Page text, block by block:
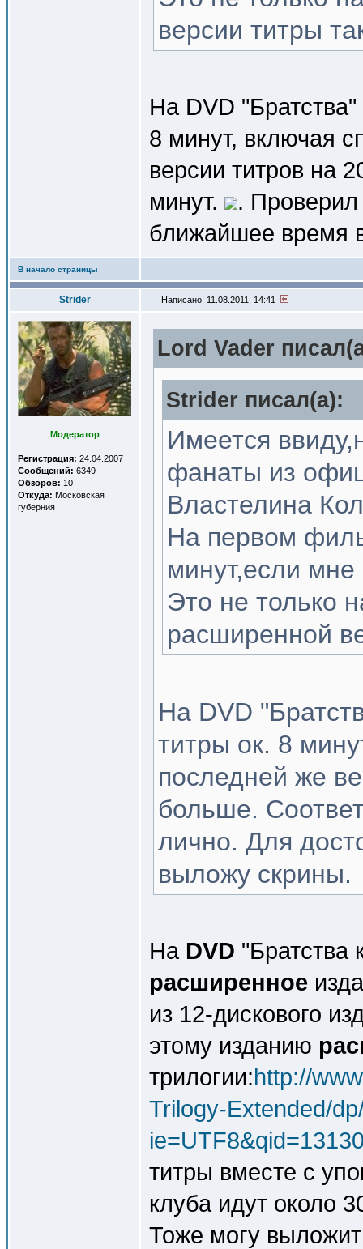
версии титры
На DVD
8 минут, включая
версии титров на
минут.
. Проверил
ближайшее время
В начало страницы
Strider Написано: 11.08.2011, 14:41
Модератор
Регистрация: 24.04.2007
Сообщений: 6349
Обзоров: 10
Откуда: Московская
губерния
Lord Vader
Strider писал(a):
Имеется
фанаты из
Властелина
На первом
минут,если
Это не только
расширенной
На DVD
титры ок. 8
последней же
больше.
лично. Для
выложу скрины.
На DVD "Братства
расширенное
из 12-дискового
этому изданию
трилогии:http://
Trilogy-Extended/
титры вместе с
клуба идут около
Тоже могу